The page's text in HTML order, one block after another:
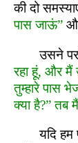
की दो
पास जाऊं”
उसने
रहा हूं, और मैं
तुम्हारे पास
क्या है?” तब
यदि हम